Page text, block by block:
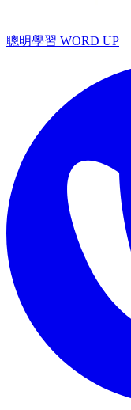
聰明學習 WORD UP